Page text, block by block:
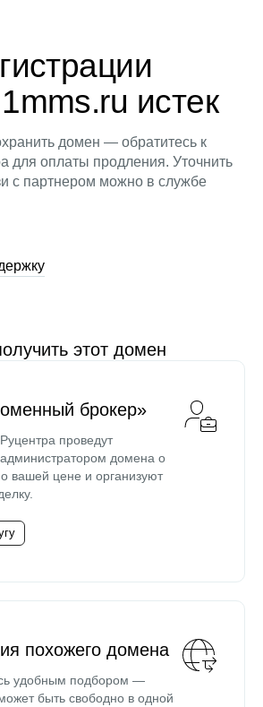
истек
домен — обратитесь к
для оплаты продления. Уточнить
с партнером можно в службе
этот домен
брокер»
проведут
домена о
вашей цене и организуют
похожего домена
удобным подбором —
быть свободно в одной